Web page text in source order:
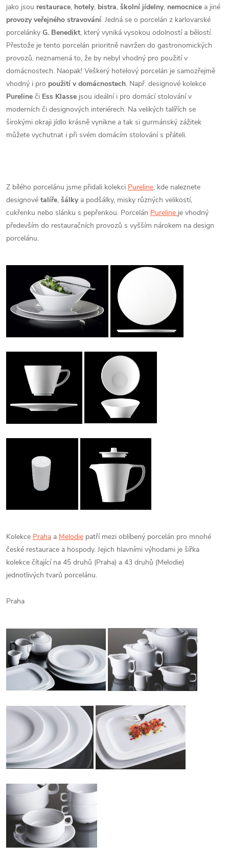
jako jsou restaurace, hotely, bistra, školní jídelny, nemocnice a jiné
provozy veřejného stravování. Jedná se o porcelán z karlovarské
porcelánky G. Benedikt, který vyniká vysokou odolností a bělostí.
Přestože je tento porcelán prioritně navržen do gastronomických
provozů, neznamená to, že by nebyl vhodný pro použití v
domácnostech. Naopak! Veškerý hotelový porcelán je samozřejmě
vhodný i pro použití v domácnostech. Např. designové kolekce
Pureline či Ess Klasse jsou ideální i pro domácí stolování v
moderních či designových interiérech. Na velikých talířích se
širokými okraji jídlo krásně vynikne a tak si gurmánský zážitek
můžete vychutnat i při svém domácím stolování s přáteli.
Z bílého porcelánu jsme přidali kolekci Pureline, kde naleznete
designové talíře, šálkya podšálky, misky různých velikostí,
cukřenku nebo slánku s pepřenkou. Porcelán Pureline je vhodný
především do restauračních provozů s vyšším nárokem na design
porcelánu.
Kolekce Praha a Melodie patří mezi oblíbený porcelán pro mnohé
české restaurace a hospody. Jejich hlavními výhodami je šířka
kolekce čítající na 45 druhů (Praha) a 43 druhů (Melodie)
jednotlivých tvarů porcelánu.
Praha